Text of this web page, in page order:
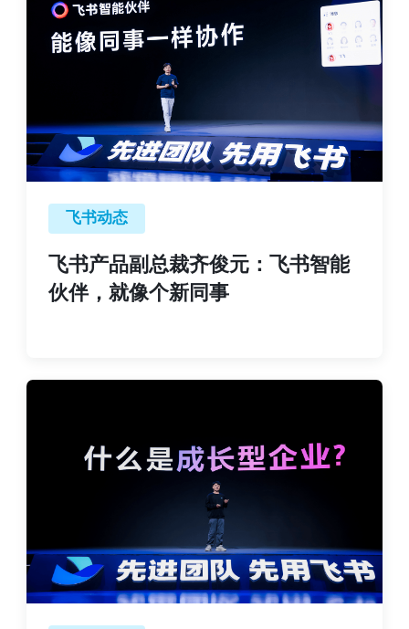
飞书动态
飞书产品副总裁齐俊元：飞书智能
伙伴，就像个新同事